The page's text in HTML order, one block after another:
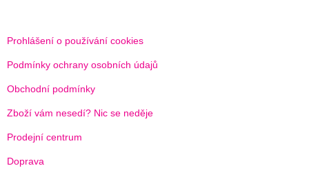
Prohlášení o používání cookies
Podmínky ochrany osobních údajů
Obchodní podmínky
Zboží vám nesedí? Nic se neděje
Prodejní centrum
Doprava